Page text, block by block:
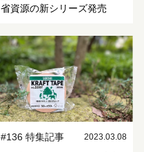
省資源の新シリーズ発売
#136 特集記事 2023.03.08